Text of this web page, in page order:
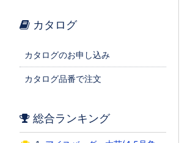
カタログ
カタログのお申し込み
カタログ品番で注文
総合ランキング